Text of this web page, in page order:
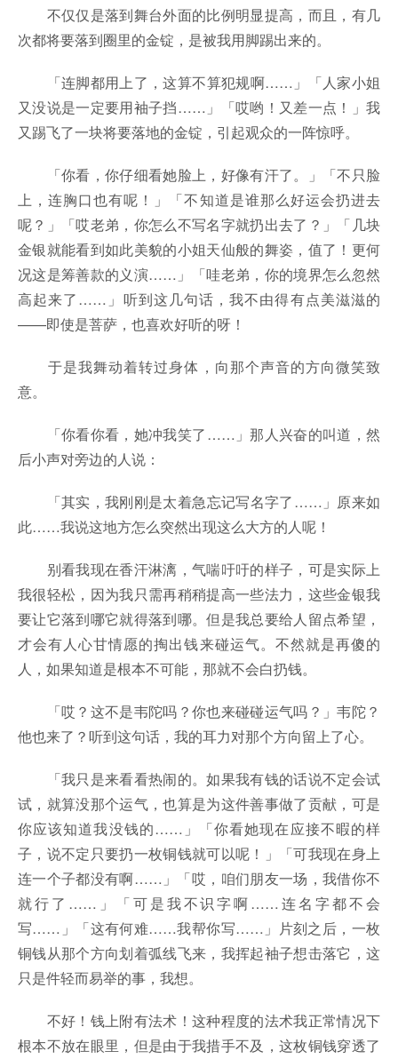
不仅仅是落到舞台外面的比例明显提高，而且，有几
次都将要落到圈里的金锭，是被我用脚踢出来的。
「连脚都用上了，这算不算犯规啊……」「人家小姐
又没说是一定要用袖子挡……」「哎哟！又差一点！」我
又踢飞了一块将要落地的金锭，引起观众的一阵惊呼。
「你看，你仔细看她脸上，好像有汗了。」「不只脸
上，连胸口也有呢！」「不知道是谁那么好运会扔进去
呢？」「哎老弟，你怎么不写名字就扔出去了？」「几块
金银就能看到如此美貌的小姐天仙般的舞姿，值了！更何
况这是筹善款的义演……」「哇老弟，你的境界怎么忽然
高起来了……」听到这几句话，我不由得有点美滋滋的
——即使是菩萨，也喜欢好听的呀！
于是我舞动着转过身体，向那个声音的方向微笑致
意。
「你看你看，她冲我笑了……」那人兴奋的叫道，然
后小声对旁边的人说：
「其实，我刚刚是太着急忘记写名字了……」原来如
此……我说这地方怎么突然出现这么大方的人呢！
别看我现在香汗淋漓，气喘吁吁的样子，可是实际上
我很轻松，因为我只需再稍稍提高一些法力，这些金银我
要让它落到哪它就得落到哪。但是我总要给人留点希望，
才会有人心甘情愿的掏出钱来碰运气。不然就是再傻的
人，如果知道是根本不可能，那就不会白扔钱。
「哎？这不是韦陀吗？你也来碰碰运气吗？」韦陀？
他也来了？听到这句话，我的耳力对那个方向留上了心。
「我只是来看看热闹的。如果我有钱的话说不定会试
试，就算没那个运气，也算是为这件善事做了贡献，可是
你应该知道我没钱的……」「你看她现在应接不暇的样
子，说不定只要扔一枚铜钱就可以呢！」「可我现在身上
连一个子都没有啊……」「哎，咱们朋友一场，我借你不
就行了……」「可是我不识字啊……连名字都不会
写……」「这有何难……我帮你写……」片刻之后，一枚
铜钱从那个方向划着弧线飞来，我挥起袖子想击落它，这
只是件轻而易举的事，我想。
不好！钱上附有法术！这种程度的法术我正常情况下
根本不放在眼里，但是由于我措手不及，这枚铜钱穿透了